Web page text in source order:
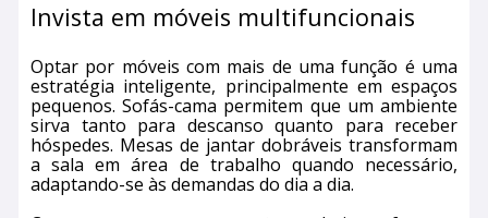
Invista em móveis multifuncionais
Optar por móveis com mais de uma função é uma
estratégia inteligente, principalmente em espaços
pequenos. Sofás-cama permitem que um ambiente
sirva tanto para descanso quanto para receber
hóspedes. Mesas de jantar dobráveis transformam
a sala em área de trabalho quando necessário,
adaptando-se às demandas do dia a dia.